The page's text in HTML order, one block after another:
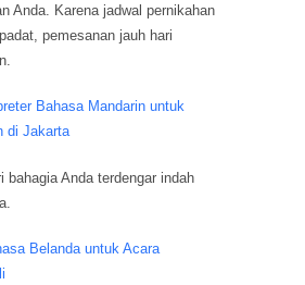
Anda. Karena jadwal pernikahan
pemesanan jauh hari
Bahasa Mandarin untuk
di Jakarta
bahagia Anda terdengar indah